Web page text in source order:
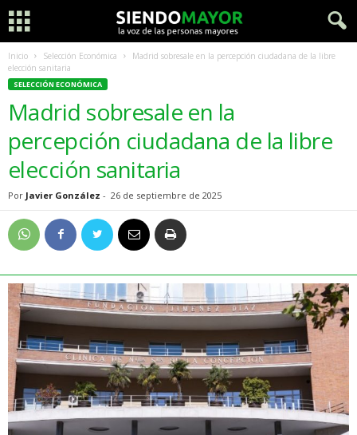
Inicio Selección Económica
Madrid sobresale en la percepción ciudadana de la libre
elección sanitaria
SELECCIÓN ECONÓMICA
Madrid sobresale en la
percepción ciudadana de la libre
elección sanitaria
Por Javier González - 26 de septiembre de 2025